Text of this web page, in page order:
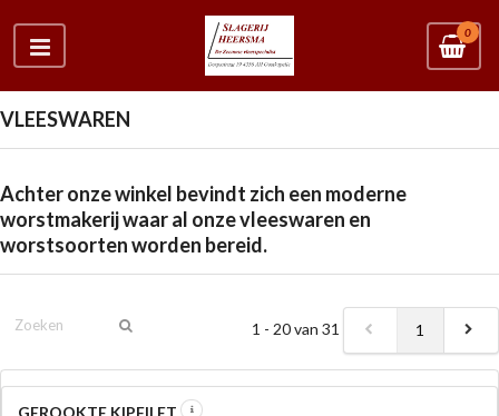
0
VLEESWAREN
Achter onze winkel bevindt zich een moderne
worstmakerij waar al onze vleeswaren en
worstsoorten worden bereid.
1 - 20 van 31 1